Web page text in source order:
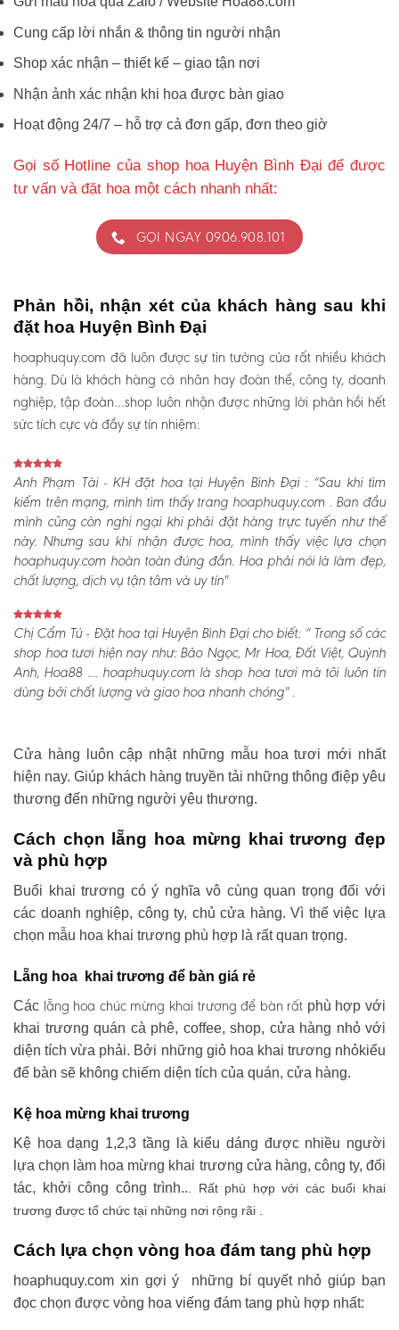
Cung cấp lời nhắn & thông tin người nhận
Shop xác nhận – thiết kế – giao tận nơi
Nhận ảnh xác nhận khi hoa được bàn giao
Hoạt động 24/7 – hỗ trợ cả đơn gấp, đơn theo giờ
Gọi số Hotline của shop hoa Huyện Bình Đại để được
tư vấn và đặt hoa một cách nhanh nhất:
GỌI NGAY 0906.908.101
Phản hồi, nhận xét của khách hàng sau khi
đặt hoa Huyện Bình Đại
hoaphuquy.com đã luôn được sự tin tưởng của rất nhiều khách
hàng. Dù là khách hàng cá nhân hay đoàn thể, công ty, doanh
nghiệp, tập đoàn…shop luôn nhận được những lời phản hồi hết
sức tích cực và đầy sự tín nhiệm:
Anh Phạm Tài - KH đặt hoa tại Huyện Bình Đại :“Sau khi tìm
kiếm trên mạng, mình tìm thấy trang hoaphuquy.com . Ban đầu
mình cũng còn nghi ngại khi phải đặt hàng trực tuyến như thế
này. Nhưng sau khi nhận được hoa, mình thấy việc lựa chọn
hoaphuquy.com hoàn toàn đúng đắn. Hoa phải nói là làm đẹp,
chất lượng, dịch vụ tận tâm và uy tín"
Chị Cẩm Tú - Đặt hoa tại Huyện Bình Đại cho biết:“ Trong số các
shop hoa tươi hiện nay như: Bảo Ngọc, Mr Hoa, Đất Việt, Quỳnh
Anh, Hoa88 .... hoaphuquy.com là shop hoa tươi mà tôi luôn tin
dùng bởi chất lượng và giao hoa nhanh chóng" .
Cửa hàng luôn cập nhật những mẫu hoa tươi mới nhất
hiện nay. Giúp khách hàng truyền tải những thông điệp yêu
thương đến những người yêu thương.
Cách chọn lẵng hoa mừng khai trương đẹp
và phù hợp
Buổi khai trương có ý nghĩa vô cùng quan trọng đối với
các doanh nghiệp, công ty, chủ cửa hàng. Vì thế việc lựa
chọn mẫu hoa khai trương phù hợp là rất quan trọng.
Lẵng hoa khai trương để bàn giá rẻ
Các lẵng hoa chúc mừng khai trương để bàn rất phù hợp với
khai trương quán cà phê, coffee, shop, cửa hàng nhỏ với
diện tích vừa phải. Bởi những giỏ hoa khai trương nhỏkiểu
để bàn sẽ không chiếm diện tích của quán, cửa hàng.
Kệ hoa mừng khai trương
Kệ hoa dạng 1,2,3 tầng là kiểu dáng được nhiều người
lựa chọn làm hoa mừng khai trương cửa hàng, công ty, đối
tác, khởi công công trình.. . Rất phù hợp với các buổi khai
trương được tổ chức tại những nơi rộng rãi .
Cách lựa chọn vòng hoa đám tang phù hợp
hoaphuquy.com xin gợi ý những bí quyết nhỏ giúp bạn
đọc chọn được vòng hoa viếng đám tang phù hợp nhất: